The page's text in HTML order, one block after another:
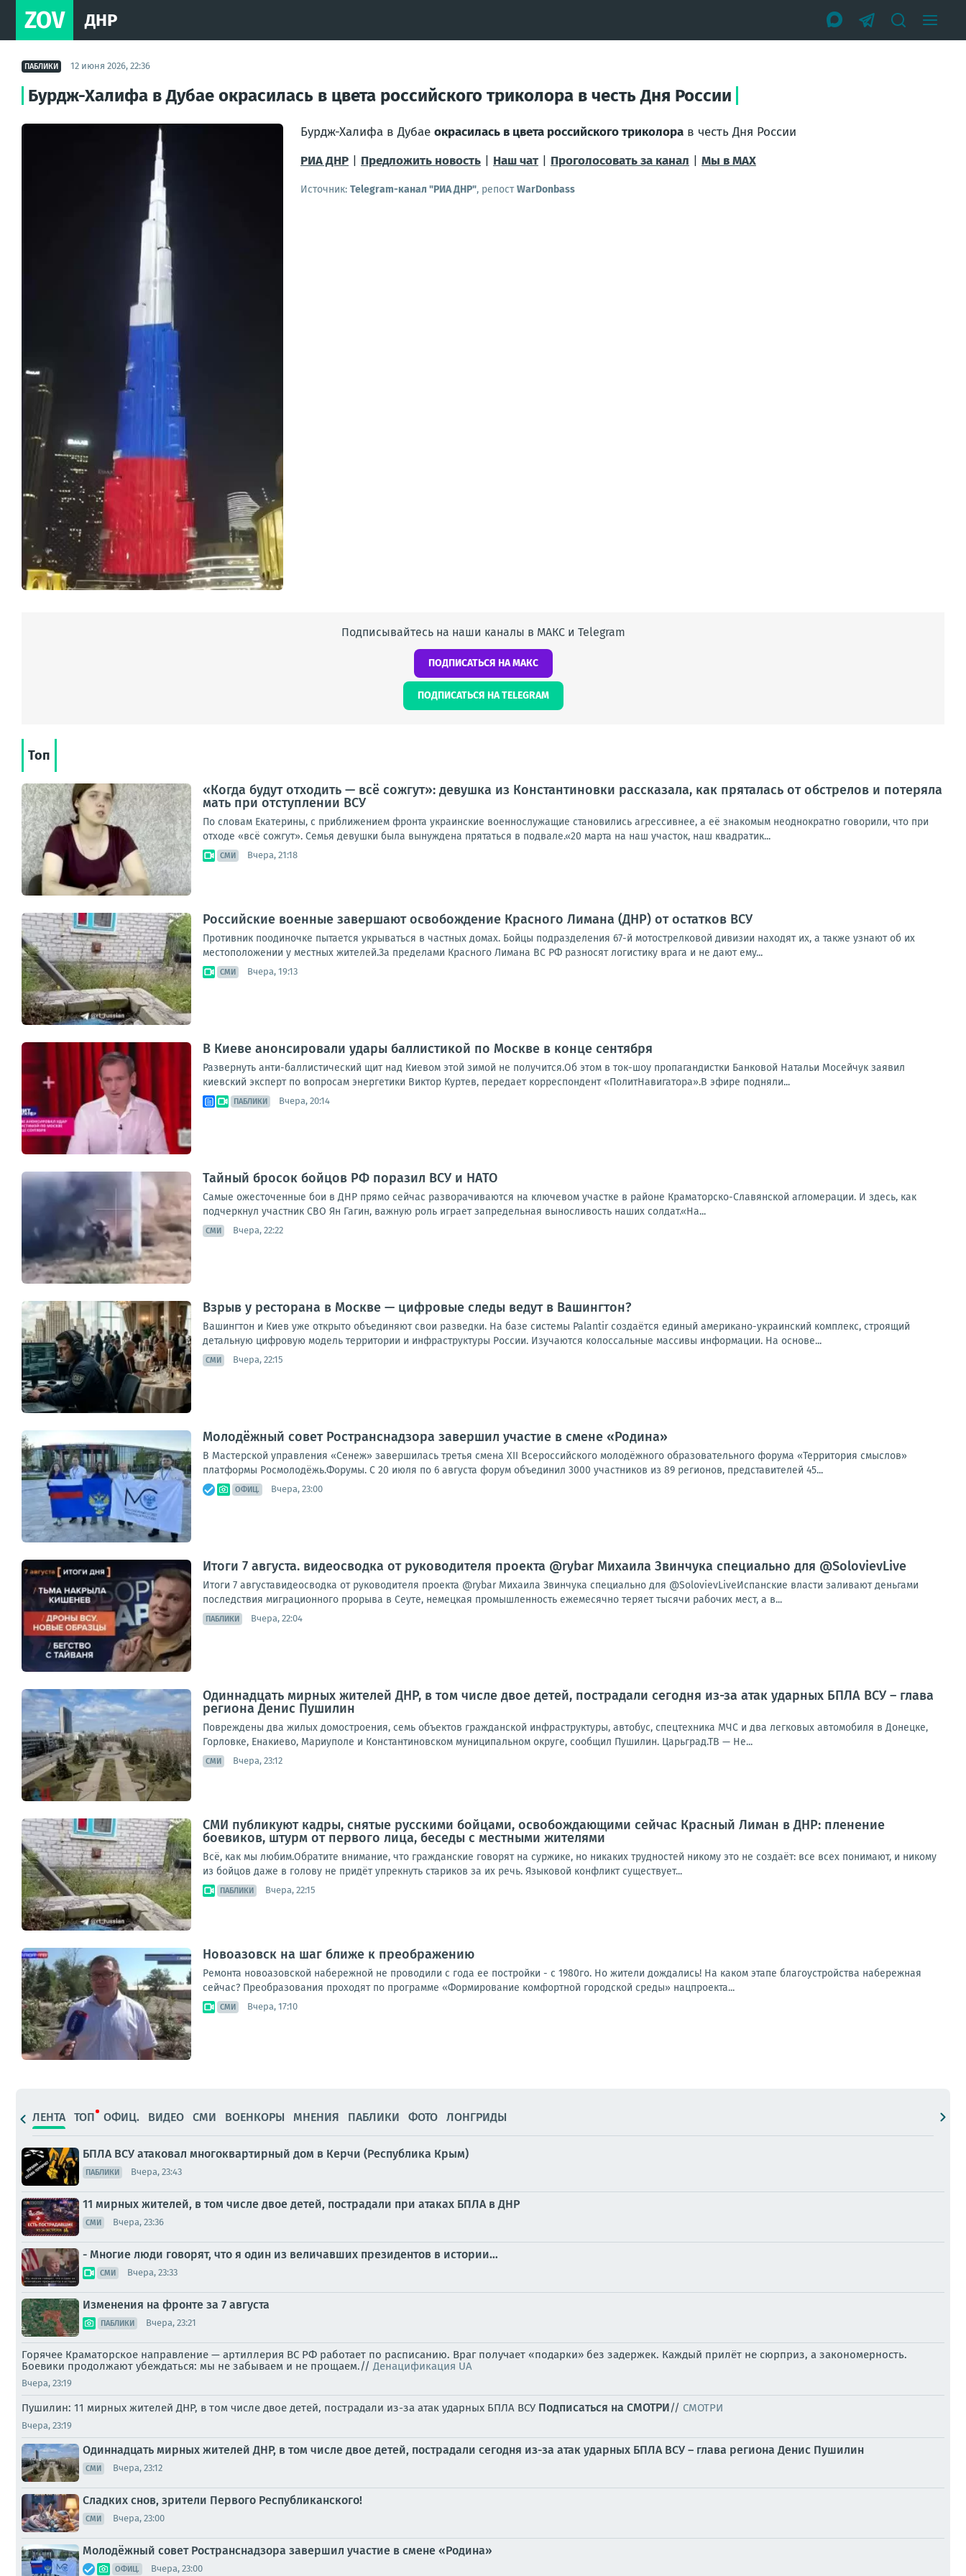
ZOV ДНР
ПАБЛИКИ 12 июня 2026, 22:36
Бурдж-Халифа в Дубае окрасилась в цвета российского триколора в честь Дня России
Бурдж-Халифа в Дубае окрасилась в цвета российского триколора в честь Дня России
РИА ДНР
Предложить новость Наш чат Проголосовать за канал Мы в МАХ
Источник: Telegram-канал "РИА ДНР", репостWarDonbass
Подписывайтесь на наши каналы в МАКС и Telegram
ПОДПИСАТЬСЯ НА МАКС
ПОДПИСАТЬСЯ НА TELEGRAM
Топ
«Когда будут отходить — всё сожгут»: девушка из Константиновки рассказала, как пряталась от обстрелов и потеряла
мать при отступлении ВСУ
По словам Екатерины, с приближением фронта украинские военнослужащие становились агрессивнее, а её знакомым неоднократно говорили, что при
отходе «всё сожгут». Семья девушки была вынуждена прятаться в подвале.«20 марта на наш участок, наш квадратик...
СМИ Вчера, 21:18
Российские военные завершают освобождение Красного Лимана (ДНР) от остатков ВСУ
Противник поодиночке пытается укрываться в частных домах. Бойцы подразделения 67-й мотострелковой дивизии находят их, а также узнают об их
местоположении у местных жителей.За пределами Красного Лимана ВС РФ разносят логистику врага и не дают ему...
СМИ Вчера, 19:13
В Киеве анонсировали удары баллистикой по Москве в конце сентября
Развернуть анти-баллистический щит над Киевом этой зимой не получится.Об этом в ток-шоу пропагандистки Банковой Натальи Мосейчук заявил
киевский эксперт по вопросам энергетики Виктор Куртев, передает корреспондент «ПолитНавигатора».В эфире подняли...
ПАБЛИКИ Вчера, 20:14
Тайный бросок бойцов РФ поразил ВСУ и НАТО
Самые ожесточенные бои в ДНР прямо сейчас разворачиваются на ключевом участке в районе Краматорско-Славянской агломерации. И здесь, как
подчеркнул участник СВО Ян Гагин, важную роль играет запредельная выносливость наших солдат.«На...
СМИ Вчера, 22:22
Взрыв у ресторана в Москве — цифровые следы ведут в Вашингтон?
Вашингтон и Киев уже открыто объединяют свои разведки. На базе системы Palantir создаётся единый американо-украинский комплекс, строящий
детальную цифровую модель территории и инфраструктуры России. Изучаются колоссальные массивы информации. На основе...
СМИ Вчера, 22:15
Молодёжный совет Ространснадзора завершил участие в смене «Родина»
В Мастерской управления «Сенеж» завершилась третья смена XII Всероссийского молодёжного образовательного форума «Территория смыслов»
платформы Росмолодёжь.Форумы. С 20 июля по 6 августа форум объединил 3000 участников из 89 регионов, представителей 45...
ОФИЦ. Вчера, 23:00
Итоги 7 августа. видеосводка от руководителя проекта @rybar Михаила Звинчука специально для @SolovievLive
Итоги 7 августавидеосводка от руководителя проекта @rybar Михаила Звинчука специально для @SolovievLiveИспанские власти заливают деньгами
последствия миграционного прорыва в Сеуте, немецкая промышленность ежемесячно теряет тысячи рабочих мест, а в...
ПАБЛИКИ Вчера, 22:04
Одиннадцать мирных жителей ДНР, в том числе двое детей, пострадали сегодня из-за атак ударных БПЛА ВСУ – глава
региона Денис Пушилин
Повреждены два жилых домостроения, семь объектов гражданской инфраструктуры, автобус, спецтехника МЧС и два легковых автомобиля в Донецке,
Горловке, Енакиево, Мариуполе и Константиновском муниципальном округе, сообщил Пушилин. Царьград.ТВ — Не...
СМИ Вчера, 23:12
СМИ публикуют кадры, снятые русскими бойцами, освобождающими сейчас Красный Лиман в ДНР: пленение
боевиков, штурм от первого лица, беседы с местными жителями
Всё, как мы любим.Обратите внимание, что гражданские говорят на суржике, но никаких трудностей никому это не создаёт: все всех понимают, и никому
из бойцов даже в голову не придёт упрекнуть стариков за их речь. Языковой конфликт существует...
ПАБЛИКИ Вчера, 22:15
Новоазовск на шаг ближе к преображению
Ремонта новоазовской набережной не проводили с года ее постройки - с 1980го. Но жители дождались! На каком этапе благоустройства набережная
сейчас? Преобразования проходят по программе «Формирование комфортной городской среды» нацпроекта...
СМИ Вчера, 17:10
ЛЕНТА ТОП ОФИЦ. ВИДЕО СМИ ВОЕНКОРЫ МНЕНИЯ ПАБЛИКИ ФОТО ЛОНГРИДЫ
БПЛА ВСУ атаковал многоквартирный дом в Керчи (Республика Крым)
ПАБЛИКИ Вчера, 23:43
11 мирных жителей, в том числе двое детей, пострадали при атаках БПЛА в ДНР
СМИ Вчера, 23:36
- Многие люди говорят, что я один из величавших президентов в истории…
СМИ Вчера, 23:33
Изменения на фронте за 7 августа
ПАБЛИКИ Вчера, 23:21
Горячее Краматорское направление — артиллерия ВС РФ работает по расписанию. Враг получает «подарки» без задержек. Каждый прилёт не сюрприз, а закономерность.
Боевики продолжают убеждаться: мы не забываем и не прощаем.// Денацификация UA
Вчера, 23:19
Пушилин: 11 мирных жителей ДНР, в том числе двое детей, пострадали из-за атак ударных БПЛА ВСУ Подписаться на СМОТРИ// СМОТРИ
Вчера, 23:19
Одиннадцать мирных жителей ДНР, в том числе двое детей, пострадали сегодня из-за атак ударных БПЛА ВСУ – глава региона Денис Пушилин
СМИ Вчера, 23:12
Сладких снов, зрители Первого Республиканского!
СМИ Вчера, 23:00
Молодёжный совет Ространснадзора завершил участие в смене «Родина»
ОФИЦ. Вчера, 23:00